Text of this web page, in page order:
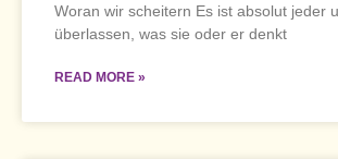
Woran wir scheitern Es ist absolut jeder
überlassen, was sie oder er denkt
READ MORE »